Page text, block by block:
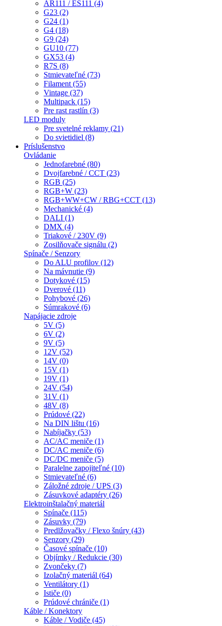
AR111 / ES111 (4)
G23 (2)
G24 (1)
G4 (18)
G9 (24)
GU10 (77)
GX53 (4)
R7S (8)
Stmievateľné (73)
Filament (55)
Vintage (37)
Multipack (15)
Pre rast rastlín (3)
LED moduly
Pre svetelné reklamy (21)
Do svietidiel (8)
Príslušenstvo
Ovládanie
Jednofarebné (80)
Dvojfarebné / CCT (23)
RGB (25)
RGB+W (23)
RGB+WW+CW / RBG+CCT (13)
Mechanické (4)
DALI (1)
DMX (4)
Triakové / 230V (9)
Zosilňovače signálu (2)
Spínače / Senzory
Do ALU profilov (12)
Na mávnutie (9)
Dotykové (15)
Dverové (11)
Pohybové (26)
Súmrakové (6)
Napájacie zdroje
5V (5)
6V (2)
9V (5)
12V (52)
14V (0)
15V (1)
19V (1)
24V (54)
31V (1)
48V (8)
Prúdové (22)
Na DIN lištu (16)
Nabíjačky (53)
AC/AC meniče (1)
DC/AC meniče (6)
DC/DC meniče (5)
Paralelne zapojiteľné (10)
Stmievateľné (6)
Záložné zdroje / UPS (3)
Zásuvkové adaptéry (26)
Elektroinštalačný materiál
Spínače (115)
Zásuvky (79)
Predlžovačky / Flexo šnúry (43)
Senzory (29)
Časové spínače (10)
Objímky / Redukcie (30)
Zvončeky (7)
Izolačný materiál (64)
Ventilátory (1)
Ističe (0)
Prúdové chrániče (1)
Káble / Konektory
Káble / Vodiče (45)